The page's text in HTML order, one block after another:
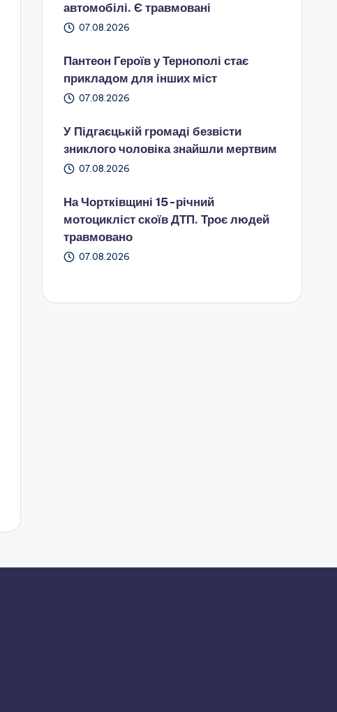
автомобілі. Є травмовані
07.08.2026
Пантеон Героїв у Тернополі стає
прикладом для інших міст
07.08.2026
У Підгаєцькій громаді безвісти
зниклого чоловіка знайшли мертвим
07.08.2026
На Чортківщині 15-річний
мотоцикліст скоїв ДТП. Троє людей
травмовано
07.08.2026